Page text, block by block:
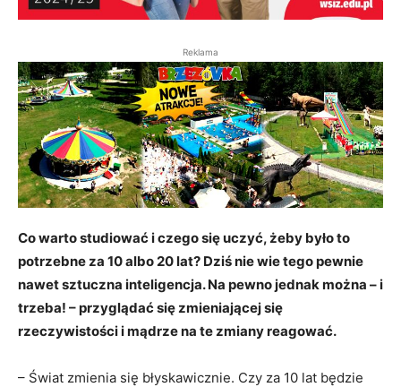
Reklama
Co warto studiować i czego się uczyć, żeby było to
potrzebne za 10 albo 20 lat? Dziś nie wie tego pewnie
nawet sztuczna inteligencja. Na pewno jednak można – i
trzeba! – przyglądać się zmieniającej się
rzeczywistości i mądrze na te zmiany reagować.
– Świat zmienia się błyskawicznie. Czy za 10 lat będzie